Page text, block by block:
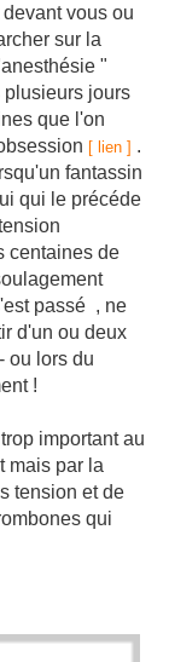
vous ou
sur la
"
jours
que l'on
[ lien ] .
fantassin
qui le précéde
centaines de
passé , ne
d'un ou deux
ou lors du
!
important au
mais par la
tension et de
qui